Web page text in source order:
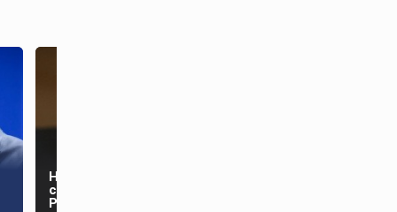
Названа причина
скачка цен на сахар в
России